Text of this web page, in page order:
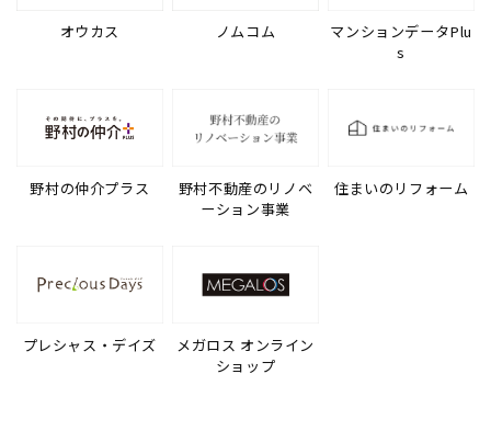
オウカス ノムコム
マンションデータPlu
s
野村の仲介プラス
野村不動産のリノベ
ーション事業
住まいのリフォーム
プレシャス・デイズ
メガロス オンライン
ショップ